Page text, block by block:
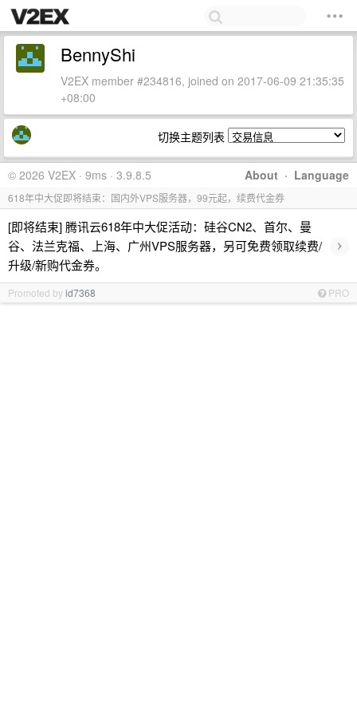
BennyShi
V2EX member #234816, joined on 2017-06-09 21:35:35
+08:00
切换主题列表
About · Language
© 2026 V2EX · 9ms · 3.9.8.5
618年中大促即将结束：国内外VPS服务器，99元起，续费代金券
[即将结束] 腾讯云618年中大促活动：硅谷CN2、首尔、曼
谷、法兰克福、上海、广州VPS服务器，另可免费领取续费/
升级/新购代金券。
›
Promoted byid7368 PRO